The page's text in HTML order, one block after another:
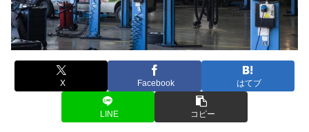
X Facebook はてブ
LINE コピー